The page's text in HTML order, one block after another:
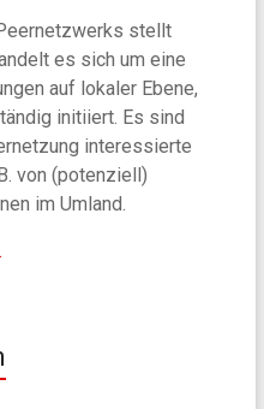
stellt
es sich um eine
auf lokaler Ebene,
initiiert. Es sind
interessierte
von (potenziell)
im Umland.